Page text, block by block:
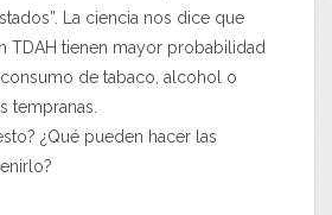
La ciencia nos dice que
TDAH tienen mayor probabilidad
de tabaco, alcohol o
tempranas.
¿Qué pueden hacer las